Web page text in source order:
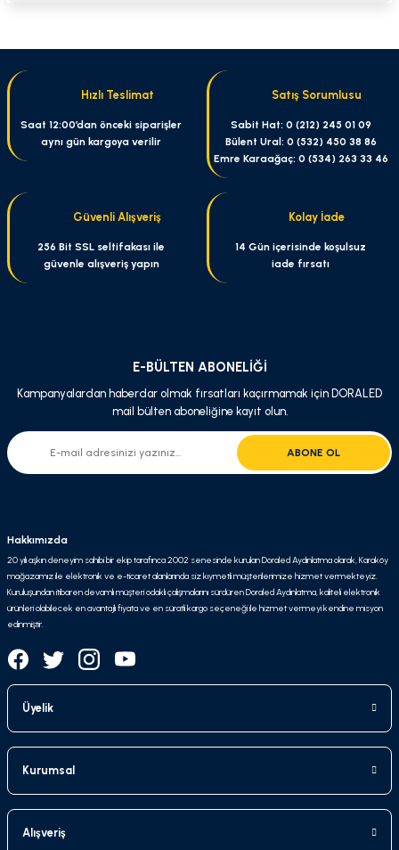
Görüş ve önerileriniz için teşekkür ederiz.
Ürün resmi kalitesiz, bozuk veya görüntülenemiyor.
Ürün açıklamasında eksik bilgiler bulunuyor.
Ürün fiyatı diğer sitelerden daha pahalı.
Bu ürüne benzer farklı alternatifler olmalı.
Hızlı Teslimat
Saat 12:00’dan önceki siparişler
aynı gün kargoya verilir
Satış Sorumlusu
Sabit Hat: 0 (212) 245 01 09
Bülent Ural: 0 (532) 450 38 86
Emre Karaağaç: 0 (534) 263 33 46
Güvenli Alışveriş
256 Bit SSL seltifakası ile
güvenle alışveriş yapın
Kolay İade
14 Gün içerisinde koşulsuz
iade fırsatı
E-BÜLTEN ABONELİĞİ
Kampanyalardan haberdar olmak fırsatları kaçırmamak için DORALED
mail bülten aboneliğine kayıt olun.
ABONE OL
Hakkımızda
20 yılı aşkın deneyim sahibi bir ekip tarafınca 2002 senesinde kurulan Doraled Aydınlatma olarak, Karaköy
mağazamız ile elektronik ve e-ticaret alanlarında siz kıymetli müşterilerimize hizmet vermekteyiz.
Kuruluşundan itibaren devamlı müşteri odaklı çalışmalarını sürdüren Doraled Aydınlatma, kaliteli elektronik
ürünleri olabilecek en avantajlı fiyata ve en süratli kargo seçeneği ile hizmet vermeyi kendine misyon
edinmiştir.
Üyelik
Kurumsal
Alışveriş